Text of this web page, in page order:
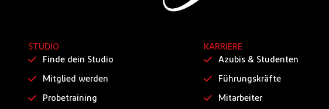
STUDIO
Finde dein Studio
Mitglied werden
Probetraining
KARRIERE
Azubis & Studenten
Führungskräfte
Mitarbeiter